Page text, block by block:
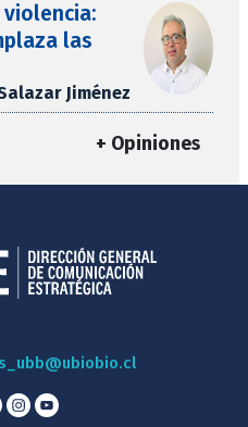
violencia:
las
Jiménez
+ Opiniones